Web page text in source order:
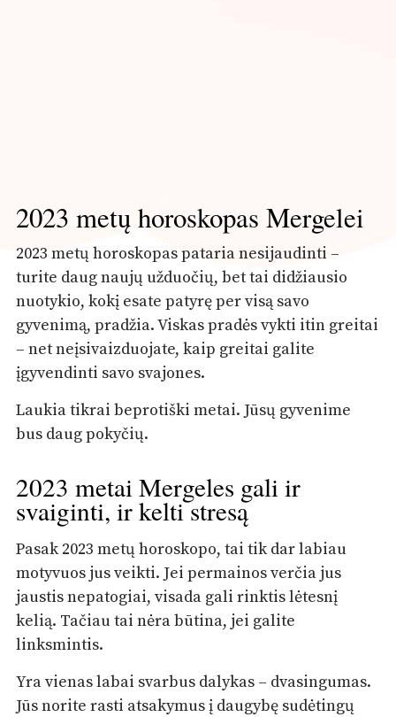
2023 metų horoskopas Mergelei
2023 metų horoskopas pataria nesijaudinti –
turite daug naujų užduočių, bet tai didžiausio
nuotykio, kokį esate patyrę per visą savo
gyvenimą, pradžia. Viskas pradės vykti itin greitai
– net neįsivaizduojate, kaip greitai galite
įgyvendinti savo svajones.
Laukia tikrai beprotiški metai. Jūsų gyvenime
bus daug pokyčių.
2023 metai Mergeles gali ir
svaiginti, ir kelti stresą
Pasak 2023 metų horoskopo, tai tik dar labiau
motyvuos jus veikti. Jei permainos verčia jus
jaustis nepatogiai, visada gali rinktis lėtesnį
kelią. Tačiau tai nėra būtina, jei galite
linksmintis.
Yra vienas labai svarbus dalykas – dvasingumas.
Jūs norite rasti atsakymus į daugybę sudėtingų